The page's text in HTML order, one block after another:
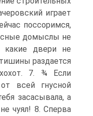
игра­ет
поссоримся,
домыслы не
двери не
раз­дается
7. ¾ Если
всей гнусной
засасывала, а
чуял! 8. Сперва